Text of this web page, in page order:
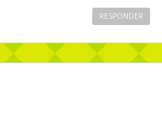
RESPONDER